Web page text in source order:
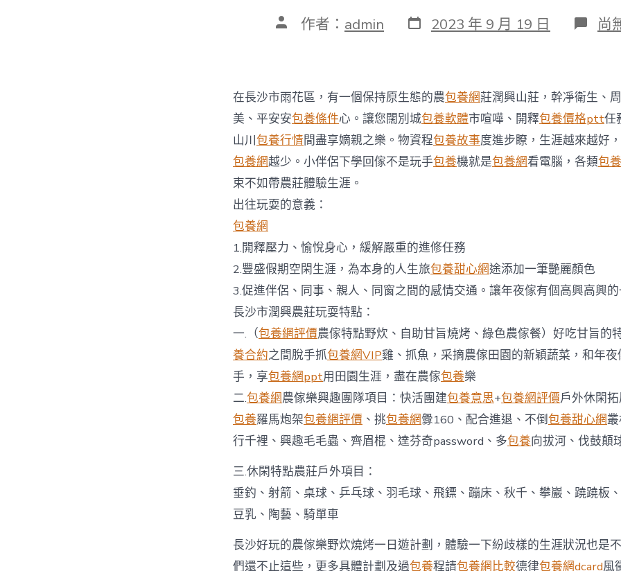
文 作者： admin 發
表
2023 年 9 月 19 日 在
〈
有
農
傢
樂
長
沙
貝
包
網
樂
野
烤
一
日
遊
中
尚
在長沙市雨花區，有一個保持原生態的農包養網莊潤興山莊，幹凈衛生、
美、平安安包養條件心。讓您闊別城包養軟體市喧嘩、開釋包養價格ptt任
山川包養行情間盡享嫡親之樂。物資程包養故事度進步瞭，生涯越來越好
包養網越少。小伴侶下學回傢不是玩手包養機就是包養網看電腦，各類包
束不如帶農莊體驗生涯。
出往玩耍的意義：
包養網
1.開釋壓力、愉悅身心，緩解嚴重的進修任務
2.豐盛假期空閑生涯，為本身的人生旅包養甜心網途添加一筆艷麗顏色
3.促進伴侶、同事、親人、同窗之間的感情交通。讓年夜傢有個高興高興
長沙市潤興農莊玩耍特點：
一.（包養網評價農傢特點野炊、自助甘旨燒烤、綠色農傢餐）好吃甘旨的
養合約之間脫手抓包養網VIP雞、抓魚，采摘農傢田園的新穎蔬菜，和年
手，享包養網ppt用田園生涯，盡在農傢包養樂
二.包養網農傢樂興趣團隊項目：快活團建包養意思+包養網評價戶外休閑
包養羅馬炮架包養網評價 、挑包養網釁160、配合進退、不倒包養甜心網
行千裡、興趣毛毛蟲、齊眉棍、達芬奇password、多包養向拔河、伐鼓顛
三.休閑特點農莊戶外項目：
垂釣、射箭、桌球、乒乓球、羽毛球、飛鏢、蹦床、秋千、攀巖、蹺蹺板
豆乳、陶藝、騎單車
長沙好玩的農傢樂野炊燒烤一日遊計劃，體驗一下紛歧樣的生涯狀況也是
們還不止這些，更多具體計劃及過包養程請包養網比較德律包養網dcard風